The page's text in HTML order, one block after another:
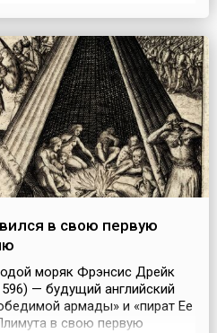
около 1422–1491),
им в Вестминстере
в свою первую
моряк Фрэнсис Дрейк
— будущий английский
армады» и «пират Ее
в свою первую